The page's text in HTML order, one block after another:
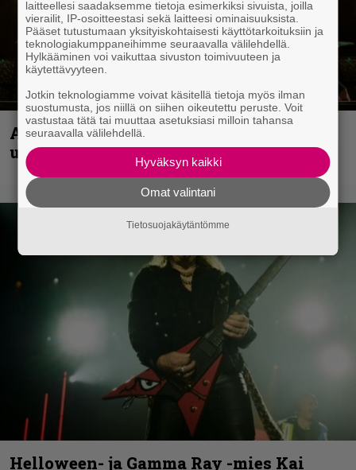
Anthrax vie katsojat keikkatunnelmiin
uudella videollaan
Helloween- ja Gamma Ray -mies Kai
laitteellesi saadaksemme tietoja esimerkiksi sivuista, joilla
vierailit, IP-osoitteestasi sekä laitteesi ominaisuuksista.
Pääset tutustumaan yksityiskohtaisesti käyttötarkoituksiin ja
teknologiakumppaneihimme seuraavalla välilehdellä.
Hylkääminen voi vaikuttaa sivuston toimivuuteen ja
käytettävyyteen.
Jotkin teknologiamme voivat käsitellä tietoja myös ilman
suostumusta, jos niillä on siihen oikeutettu peruste. Voit
vastustaa tätä tai muuttaa asetuksiasi milloin tahansa
seuraavalla välilehdellä.
Hyväksyn kaikki
Omat valintani
Tietosuojakäytäntömme